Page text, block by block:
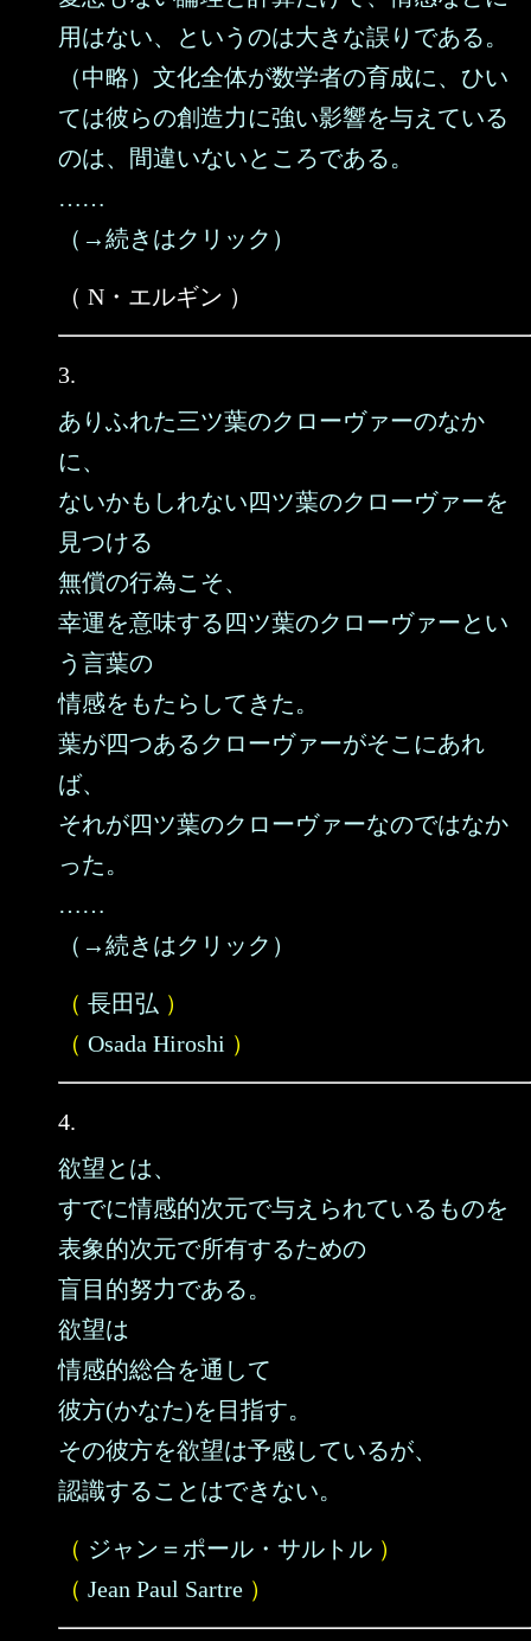
用はない、というのは大きな誤りである。
（中略）文化全体が数学者の育成に、ひい
ては彼らの創造力に強い影響を与えている
のは、間違いないところである。
……
（→続きはクリック）
（ N・エルギン ）
3.
ありふれた三ツ葉のクローヴァーのなか
に、
ないかもしれない四ツ葉のクローヴァーを
見つける
無償の行為こそ、
幸運を意味する四ツ葉のクローヴァーとい
う言葉の
情感をもたらしてきた。
葉が四つあるクローヴァーがそこにあれ
ば、
それが四ツ葉のクローヴァーなのではなか
った。
……
（→続きはクリック）
（ 長田弘 ）
（ Osada Hiroshi ）
4.
欲望とは、
すでに情感的次元で与えられているものを
表象的次元で所有するための
盲目的努力である。
欲望は
情感的総合を通して
彼方(かなた)を目指す。
その彼方を欲望は予感しているが、
認識することはできない。
（ ジャン＝ポール・サルトル ）
（ Jean Paul Sartre ）